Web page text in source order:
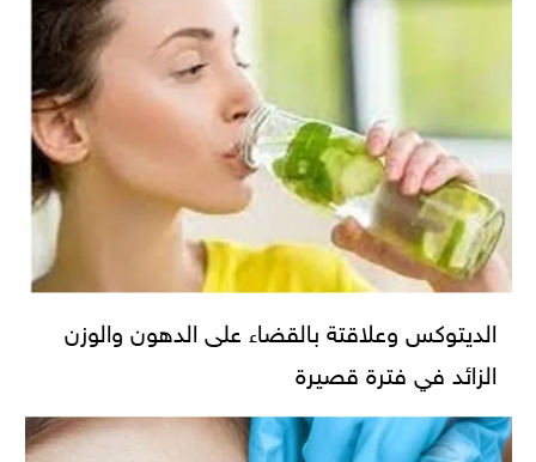
الديتوكس وعلاقتة بالقضاء على الدهون والوزن
الزائد في فترة قصيرة